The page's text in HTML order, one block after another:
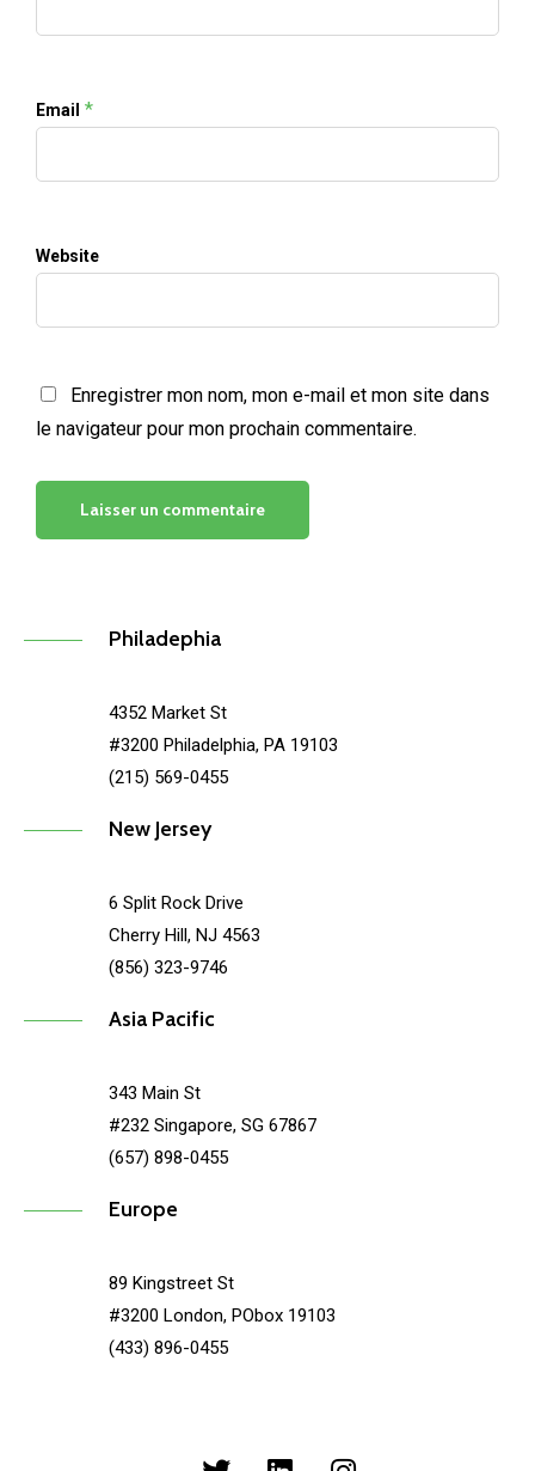
Email *
Website
Enregistrer mon nom, mon e-mail et mon site dans
le navigateur pour mon prochain commentaire.
Philadephia
4352 Market St
#3200 Philadelphia, PA 19103
(215) 569-0455
New Jersey
6 Split Rock Drive
Cherry Hill, NJ 4563
(856) 323-9746
Asia Pacific
343 Main St
#232 Singapore, SG 67867
(657) 898-0455
Europe
89 Kingstreet St
#3200 London, PObox 19103
(433) 896-0455